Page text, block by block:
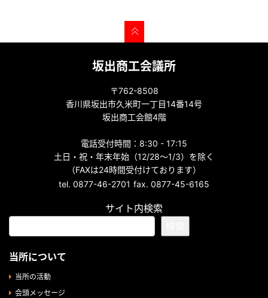
坂出商工会議所
〒762-8508
香川県坂出市久米町一丁目14番14号
坂出商工会館4階
電話受付時間：8:30 - 17:15
土日・祝・年末年始（12/28～1/3）を除く
（FAXは24時間受付けております）
tel. 0877-46-2701 fax. 0877-45-6165
サイト内検索
当所について
当所の活動
会頭メッセージ